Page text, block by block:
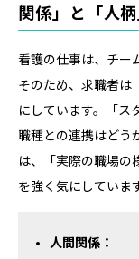
関係」と「人
看護の仕事は、チー
そのため、求職者は
にしています。「ス
職種との連携はどう
は、「実際の職場の
を強く気にしていま
人間関係：